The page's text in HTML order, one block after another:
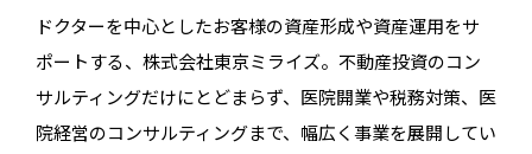
ドクターを中心としたお客様の資産形成や資産運用をサ
ポートする、株式会社東京ミライズ。不動産投資のコン
サルティングだけにとどまらず、医院開業や税務対策、医
院経営のコンサルティングまで、幅広く事業を展開してい